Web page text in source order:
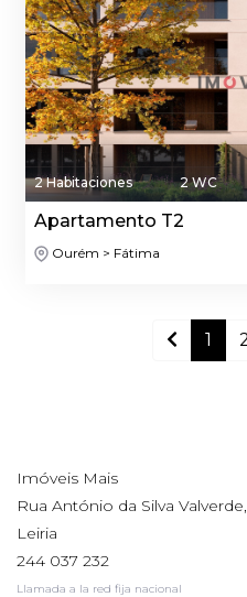
2 Habitaciones 2 WC
Apartamento T2
Ourém > Fátima
1
Imóveis Mais
Rua António da Silva
Leiria
244 037 232
Llamada a la red fija nacional